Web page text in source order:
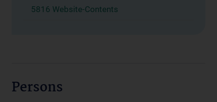
5816 Website-Contents
Persons